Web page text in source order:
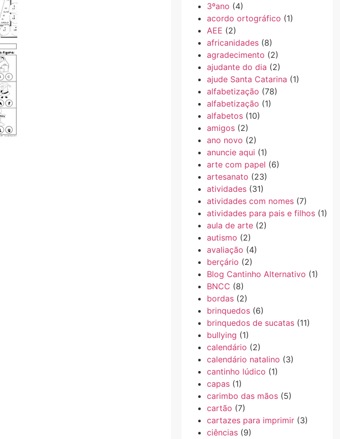
3ºano (4)
acordo ortográfico (1)
AEE (2)
africanidades(8)
agradecimento (2)
ajudante do dia (2)
ajude Santa Catarina (1)
alfabetização (78)
alfabetização (1)
alfabetos(10)
amigos(2)
ano novo (2)
anuncie aqui (1)
arte com papel (6)
artesanato (23)
atividades(31)
atividades com nomes(7)
atividades para pais e filhos(1)
aula de arte(2)
autismo (2)
avaliação (4)
berçário (2)
Blog Cantinho Alternativo (1)
BNCC (8)
bordas(2)
brinquedos(6)
brinquedos de sucatas(11)
bullying (1)
calendário (2)
calendário natalino (3)
cantinho lúdico (1)
capas(1)
carimbo das mãos(5)
cartão (7)
cartazes para imprimir(3)
ciências(9)